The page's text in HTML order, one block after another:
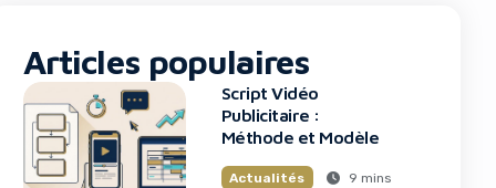
Articles populaires
Script Vidéo
Publicitaire :
Méthode et Modèle
Actualités 9 mins